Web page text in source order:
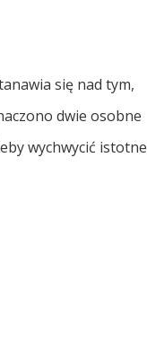
się nad tym,
dwie osobne
wychwycić istotne